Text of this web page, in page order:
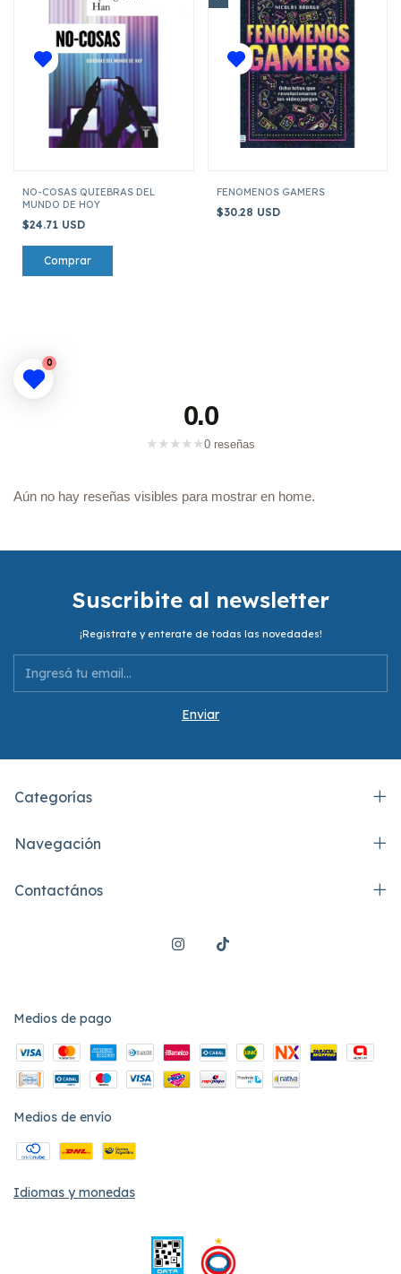
NO-COSAS QUIEBRAS DEL
MUNDO DE HOY
$24.71 USD
FENOMENOS GAMERS
$30.28 USD
0.0
★ ★ ★ ★ ★0 reseñas
Aún no hay reseñas visibles para mostrar en home.
Suscribite al newsletter
¡Registrate y enterate de todas las novedades!
Categorías
Navegación
Contactános
Medios de pago
Medios de envío
Idiomas y monedas
0